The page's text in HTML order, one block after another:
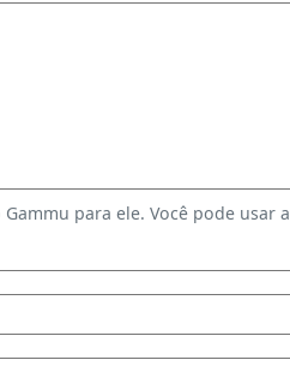
para ele. Você pode usar a